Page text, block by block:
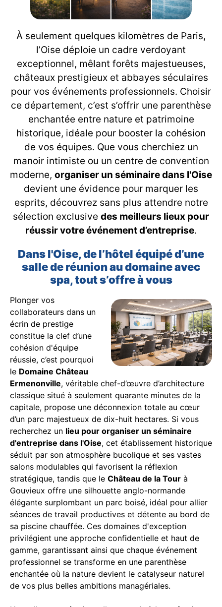
À seulement quelques kilomètres de Paris,
l’Oise déploie un cadre verdoyant
exceptionnel, mêlant forêts majestueuses,
châteaux prestigieux et abbayes séculaires
pour vos événements professionnels. Choisir
ce département, c’est s’offrir une parenthèse
enchantée entre nature et patrimoine
historique, idéale pour booster la cohésion
de vos équipes. Que vous cherchiez un
manoir intimiste ou un centre de convention
moderne, organiser un séminaire dans l'Oise
devient une évidence pour marquer les
esprits, découvrez sans plus attendre notre
sélection exclusive des meilleurs lieux pour
réussir votre événement d’entreprise.
Dans l'Oise, de l’hôtel équipé d’une
salle de réunion au domaine avec
spa, tout s’offre à vous
Plonger vos
collaborateurs dans un
écrin de prestige
constitue la clef d’une
cohésion d'équipe
réussie, c’est pourquoi
le Domaine Château
Ermenonville, véritable chef-d’œuvre d’architecture
classique situé à seulement quarante minutes de la
capitale, propose une déconnexion totale au cœur
d’un parc majestueux de dix-huit hectares. Si vous
recherchez un lieu pour organiser un séminaire
d'entreprise dans l'Oise, cet établissement historique
séduit par son atmosphère bucolique et ses vastes
salons modulables qui favorisent la réflexion
stratégique, tandis que le Château de la Tour à
Gouvieux offre une silhouette anglo-normande
élégante surplombant un parc boisé, idéal pour allier
séances de travail productives et détente au bord de
sa piscine chauffée. Ces domaines d'exception
privilégient une approche confidentielle et haut de
gamme, garantissant ainsi que chaque événement
professionnel se transforme en une parenthèse
enchantée où la nature devient le catalyseur naturel
de vos plus belles ambitions managériales.